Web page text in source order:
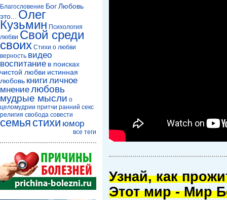
Узнай, как
Этот мир - Мир
Благословение БогЛюбовь
это...
Олег
Кузьмин Психология
любви Свой среди
своих Стихи о любви
верность видео
воспитание в поисках
чистой любви истинная
любовь книги личное
мнениелюбовь
мудрые мысли о
целомудрии притчи ранний секс
религия свобода совести
семья стихи юмор
все теги